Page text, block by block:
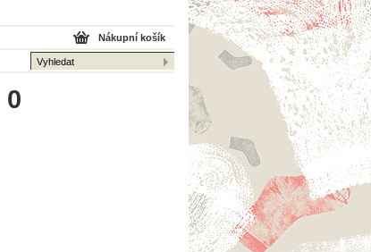
Nákupní košík
0